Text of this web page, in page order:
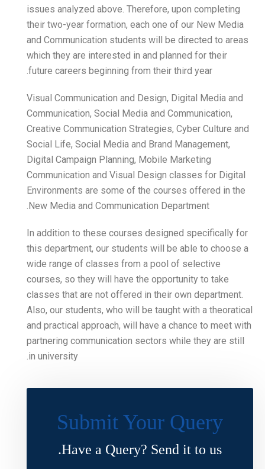
issues analyzed above.
their two-year formation,
and Communication
which they are interested
future careers beginning
Visual Communication
Communication, Social
Creative Communication
Social Life, Social Media
Digital Campaign
Communication and
Environments are some
New Media and
In addition to these
this department, our
wide range of classes
courses, so they will
classes that are not
Also, our students, who
and practical approach,
partnering
Submit
Have a